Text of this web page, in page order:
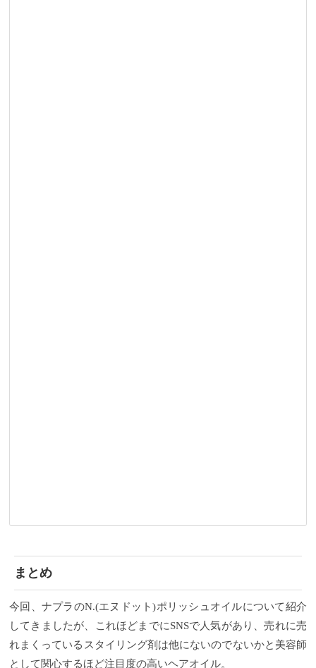
まとめ
今回、ナプラのN.(エヌドット)ポリッシュオイルについて紹介
してきましたが、これほどまでにSNSで人気があり、売れに売
れまくっているスタイリング剤は他にないのでないかと美容師
として関心するほど注目度の高いヘアオイル。